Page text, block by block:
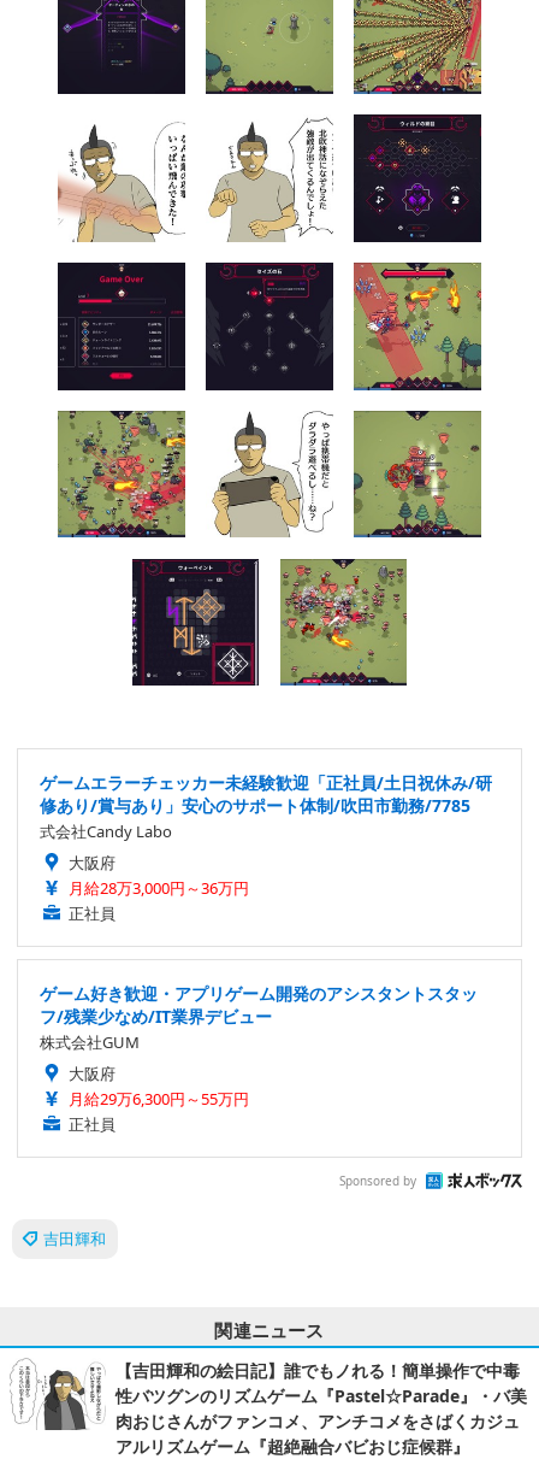
ゲームエラーチェッカー未経験歓迎「正社員/土日祝休み/研
修あり/賞与あり」安心のサポート体制/吹田市勤務/7785
式会社Candy Labo
大阪府
月給28万3,000円～36万円
正社員
ゲーム好き歓迎・アプリゲーム開発のアシスタントスタッ
フ/残業少なめ/IT業界デビュー
株式会社GUM
大阪府
月給29万6,300円～55万円
正社員
Sponsored by
吉田輝和
関連ニュース
【吉田輝和の絵日記】誰でもノれる！簡単操作で中毒
性バツグンのリズムゲーム『Pastel☆Parade』・バ美
肉おじさんがファンコメ、アンチコメをさばくカジュ
アルリズムゲーム『超絶融合バビおじ症候群』